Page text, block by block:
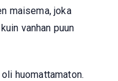
maisema, joka
vanhan puun
huomattamaton.